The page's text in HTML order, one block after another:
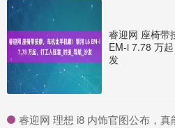
睿迎网 座椅带
EM-i 7.78 万
发
睿迎网 理想 i8 内饰官图公布，真